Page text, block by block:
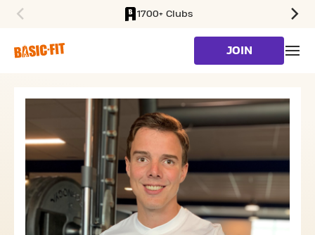
1700+ Clubs
JOIN